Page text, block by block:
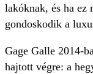
lakóknak, és ha ez
gondoskodik a
Gage Galle 2014-
hajtott végre: a